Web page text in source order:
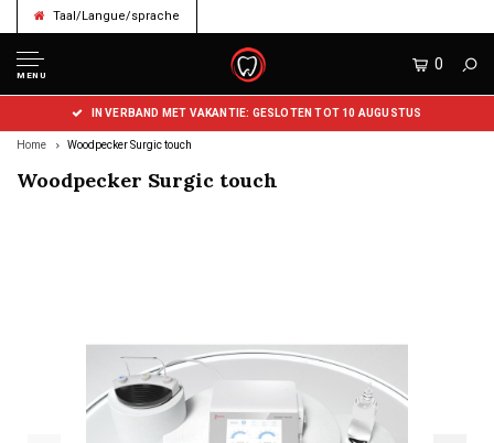
Taal/Langue/sprache
MENU
0
IN VERBAND MET VAKANTIE: GESLOTEN TOT 10 AUGUSTUS
Home Woodpecker Surgic touch
Woodpecker Surgic touch